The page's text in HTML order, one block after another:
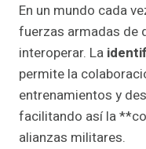
En un mundo cada
fuerzas armadas de
interoperar. La
permite la
entrenamientos y
facilitando así la
alianzas militares.